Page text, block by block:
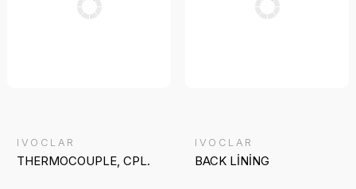
IVOCLAR
THERMOCOUPLE, CPL.
IVOCLAR
BACK LİNİNG